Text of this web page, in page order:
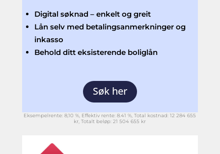
Digital søknad – enkelt og greit
Lån selv med betalingsanmerkninger og
inkasso
Behold ditt eksisterende boliglån
Søk her
Eksempelrente: 8,10 %, Effektiv rente: 8.41 %, Total kostnad: 12 284 655
kr, Totalt beløp: 21 504 655 kr